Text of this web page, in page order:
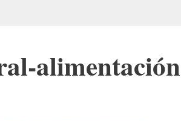
alimentación